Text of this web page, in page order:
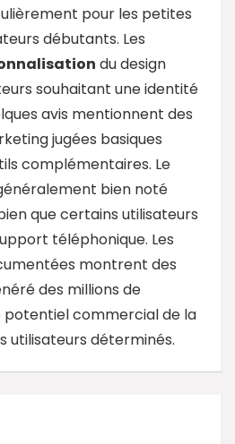
pour les petites
débutants. Les
du design
souhaitant une identité
avis mentionnent des
jugées basiques
complémentaires. Le
bien noté
que certains utilisateurs
téléphonique. Les
montrent des
des millions de
potentiel commercial de la
utilisateurs déterminés.